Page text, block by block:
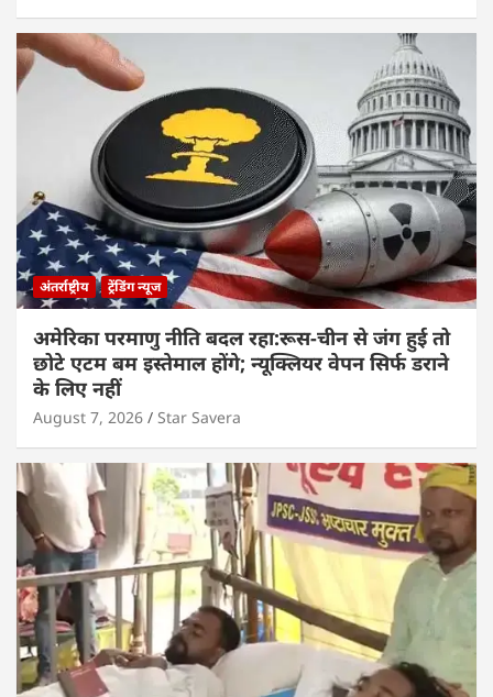
अंतर्राष्ट्रीय ट्रेंडिंग न्यूज
अमेरिका परमाणु नीति बदल रहा:रूस-चीन से जंग हुई तो
छोटे एटम बम इस्तेमाल होंगे; न्यूक्लियर वेपन सिर्फ डराने
के लिए नहीं
August 7, 2026 Star Savera